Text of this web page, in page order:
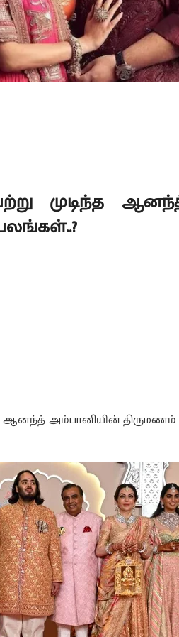
முடிந்த
அம்பானியின் திருமணம்